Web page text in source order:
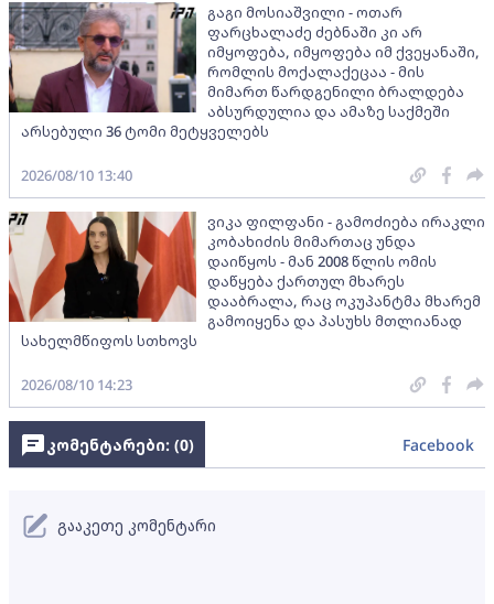
გაგი მოსიაშვილი - ოთარ
ფარცხალაძე ძებნაში კი არ
იმყოფება, იმყოფება იმ ქვეყანაში,
რომლის მოქალაქეცაა - მის
მიმართ წარდგენილი ბრალდება
აბსურდულია და ამაზე საქმეში
არსებული 36 ტომი მეტყველებს
2026/08/10 13:40
ვიკა ფილფანი - გამოძიება ირაკლი
კობახიძის მიმართაც უნდა
დაიწყოს - მან 2008 წლის ომის
დაწყება ქართულ მხარეს
დააბრალა, რაც ოკუპანტმა მხარემ
გამოიყენა და პასუხს მთლიანად
სახელმწიფოს სთხოვს
2026/08/10 14:23
კომენტარები: (0) Facebook
გააკეთე კომენტარი